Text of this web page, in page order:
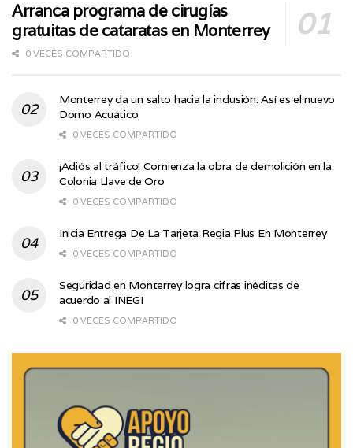
Arranca programa de cirugías
gratuitas de cataratas en Monterrey
0 VECES COMPARTIDO
Monterrey da un salto hacia la inclusión: Así es el nuevo
Domo Acuático
0 VECES COMPARTIDO
¡Adiós al tráfico! Comienza la obra de demolición en la
Colonia Llave de Oro
0 VECES COMPARTIDO
Inicia Entrega De La Tarjeta Regia Plus En Monterrey
0 VECES COMPARTIDO
Seguridad en Monterrey logra cifras inéditas de
acuerdo al INEGI
0 VECES COMPARTIDO